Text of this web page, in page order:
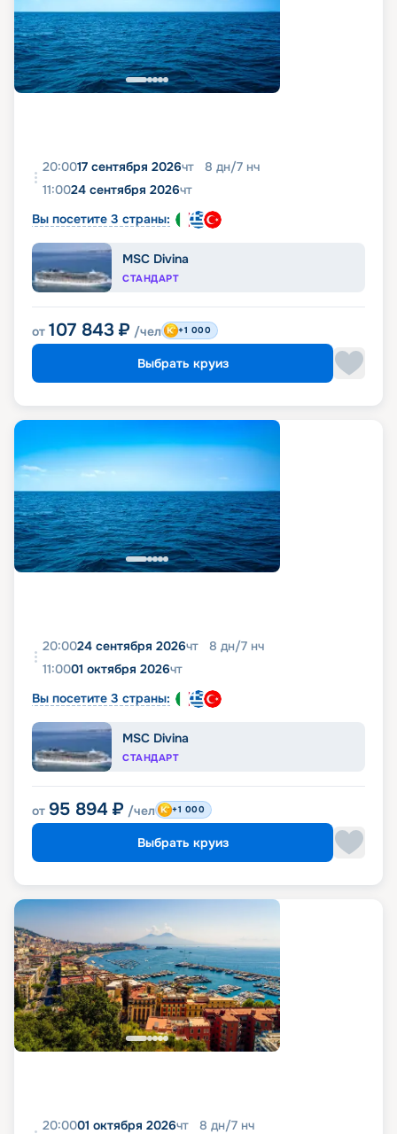
20:0017 сентября 2026чт 8 дн/7 нч
11:0024 сентября 2026чт
Вы посетите 3 страны:
MSC Divina
СТАНДАРТ
от 107 843 ₽ /чел +1 000
Выбрать круиз
20:0024 сентября 2026чт 8 дн/7 нч
11:0001 октября 2026чт
Вы посетите 3 страны:
MSC Divina
СТАНДАРТ
от 95 894 ₽ /чел +1 000
Выбрать круиз
20:0001 октября 2026чт 8 дн/7 нч